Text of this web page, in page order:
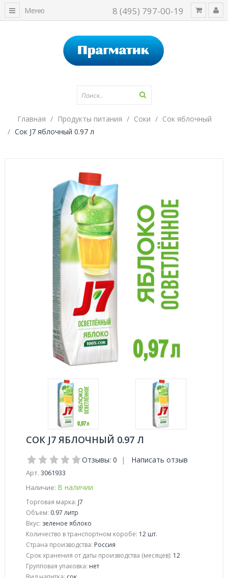
8 (495) 797-00-19
Меню
Главная Продукты питания Соки
Сок яблочный
Сок J7 яблочный 0.97 л
СОК J7 ЯБЛОЧНЫЙ 0.97 Л
Отзывы: 0 | Написать отзыв
Арт. 3061933
Наличие: В наличии
Торговая марка: J7
Объем: 0.97 литр
Вкус: зеленое яблоко
Количество в транспортном коробе: 12 шт.
Страна производства: Россия
Срок хранения от даты производства (месяцев): 12
Групповая упаковка: нет